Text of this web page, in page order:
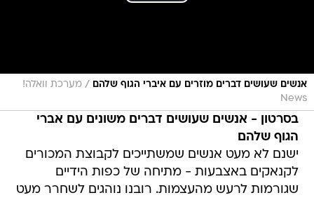
אנשים שעושים דברים מוזרים עם איברי הגוף שלהם / מערכת וואלה!
News
בסרטון - אנשים שעושים דברים משונים עם אברי
הגוף שלהם
ישנם לא מעט אנשים שמשתייכים לקבוצת המכורים
לקנאקים באצבעות - מתיחה של כפות הידיים
שגורמות לרעש מהעצמות. רובנו נוהגים לשחרר מעט